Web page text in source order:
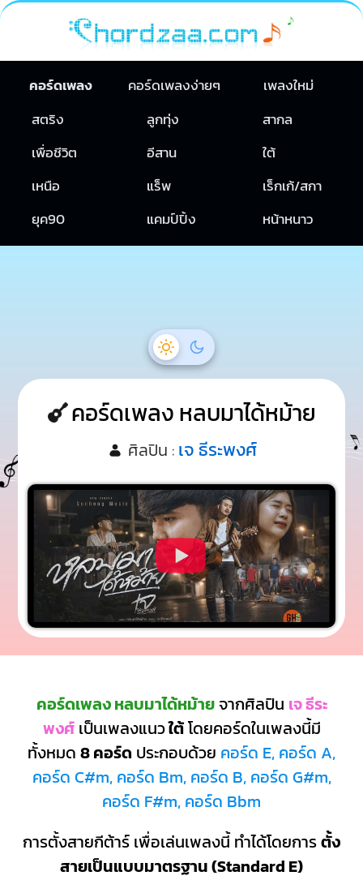
คอร์ดเพลง คอร์ดเพลงง่ายๆ
เพลงใหม่
สตริง
ลูกทุ่ง
สากล
เพื่อชีวิต
อีสาน
ใต้
เหนือ
แร็พ
เร็กเก้/สกา
ยุค90
แคมป์ปิ้ง หน้าหนาว
คอร์ดเพลง หลบมาได้หม้าย
ศิลปิน : เจ ธีระพงศ์
คอร์ดเพลง หลบมาได้หม้ายจากศิลปิน เจ ธีระ
พงศ์เป็นเพลงแนวใต้โดยคอร์ดในเพลงนี้มี
ทั้งหมด 8 คอร์ด ประกอบด้วย คอร์ด E, คอร์ด A,
คอร์ด C#m, คอร์ด Bm, คอร์ด B, คอร์ด G#m,
คอร์ด F#m, คอร์ด Bbm
การตั้งสายกีต้าร์ เพื่อเล่นเพลงนี้ ทำได้โดยการตั้ง
สายเป็นแบบมาตรฐาน (Standard E)